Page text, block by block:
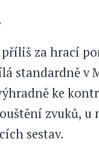
příliš za hrací
standardně v
ke
zvuků,
sestav.